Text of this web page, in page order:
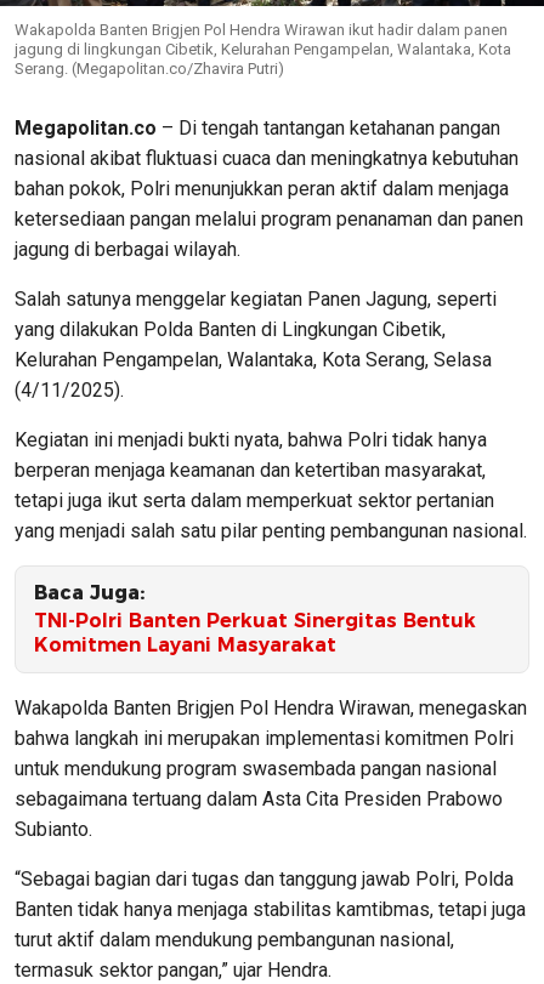
Wakapolda Banten Brigjen Pol Hendra Wirawan ikut hadir dalam panen
jagung di lingkungan Cibetik, Kelurahan Pengampelan, Walantaka, Kota
Serang. (Megapolitan.co/Zhavira Putri)
Megapolitan.co – Di tengah tantangan ketahanan pangan
nasional akibat fluktuasi cuaca dan meningkatnya kebutuhan
bahan pokok, Polri menunjukkan peran aktif dalam menjaga
ketersediaan pangan melalui program penanaman dan panen
jagung di berbagai wilayah.
Salah satunya menggelar kegiatan Panen Jagung, seperti
yang dilakukan Polda Banten di Lingkungan Cibetik,
Kelurahan Pengampelan, Walantaka, Kota Serang, Selasa
(4/11/2025).
Kegiatan ini menjadi bukti nyata, bahwa Polri tidak hanya
berperan menjaga keamanan dan ketertiban masyarakat,
tetapi juga ikut serta dalam memperkuat sektor pertanian
yang menjadi salah satu pilar penting pembangunan nasional.
Baca Juga:
TNI-Polri Banten Perkuat Sinergitas Bentuk
Komitmen Layani Masyarakat
Wakapolda Banten Brigjen Pol Hendra Wirawan, menegaskan
bahwa langkah ini merupakan implementasi komitmen Polri
untuk mendukung program swasembada pangan nasional
sebagaimana tertuang dalam Asta Cita Presiden Prabowo
Subianto.
“Sebagai bagian dari tugas dan tanggung jawab Polri, Polda
Banten tidak hanya menjaga stabilitas kamtibmas, tetapi juga
turut aktif dalam mendukung pembangunan nasional,
termasuk sektor pangan,” ujar Hendra.